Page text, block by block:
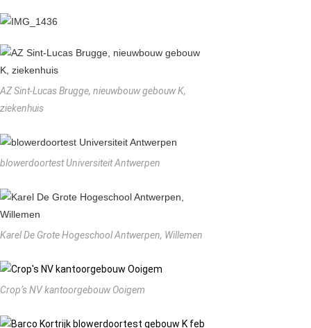
AZ Sint-Lucas Brugge, nieuwbouw gebouw K,
ziekenhuis
blowerdoortest Universiteit Antwerpen
Karel De Grote Hogeschool Antwerpen, Willemen
Crop’s NV kantoorgebouw Ooigem